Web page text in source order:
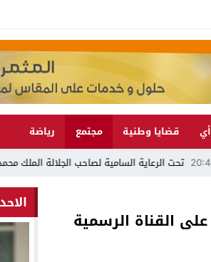
قضايا وطنية مجتمع
رياضة
السامية لصاحب الجلالة الملك محمد السادس نصره الله موسم مولاي عبد الله أمغار
القناة الرسمية